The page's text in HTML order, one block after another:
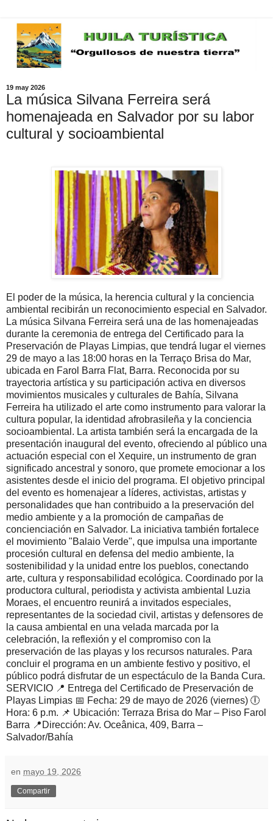
19 may 2026
La música Silvana Ferreira será
homenajeada en Salvador por su labor
cultural y socioambiental
El poder de la música, la herencia cultural y la conciencia
ambiental recibirán un reconocimiento especial en Salvador.
La música Silvana Ferreira será una de las homenajeadas
durante la ceremonia de entrega del Certificado para la
Preservación de Playas Limpias, que tendrá lugar el viernes
29 de mayo a las 18:00 horas en la Terraço Brisa do Mar,
ubicada en Farol Barra Flat, Barra. Reconocida por su
trayectoria artística y su participación activa en diversos
movimientos musicales y culturales de Bahía, Silvana
Ferreira ha utilizado el arte como instrumento para valorar la
cultura popular, la identidad afrobrasileña y la conciencia
socioambiental. La artista también será la encargada de la
presentación inaugural del evento, ofreciendo al público una
actuación especial con el Xequire, un instrumento de gran
significado ancestral y sonoro, que promete emocionar a los
asistentes desde el inicio del programa. El objetivo principal
del evento es homenajear a líderes, activistas, artistas y
personalidades que han contribuido a la preservación del
medio ambiente y a la promoción de campañas de
concienciación en Salvador. La iniciativa también fortalece
el movimiento "Balaio Verde", que impulsa una importante
procesión cultural en defensa del medio ambiente, la
sostenibilidad y la unidad entre los pueblos, conectando
arte, cultura y responsabilidad ecológica. Coordinado por la
productora cultural, periodista y activista ambiental Luzia
Moraes, el encuentro reunirá a invitados especiales,
representantes de la sociedad civil, artistas y defensores de
la causa ambiental en una velada marcada por la
celebración, la reflexión y el compromiso con la
preservación de las playas y los recursos naturales. Para
concluir el programa en un ambiente festivo y positivo, el
público podrá disfrutar de un espectáculo de la Banda Cura.
SERVICIO 📍 Entrega del Certificado de Preservación de
Playas Limpias 📅 Fecha: 29 de mayo de 2026 (viernes) 🕕
Hora: 6 p.m. 📌 Ubicación: Terraza Brisa do Mar – Piso Farol
Barra 📍Dirección: Av. Oceânica, 409, Barra –
Salvador/Bahía
en mayo 19, 2026
Compartir